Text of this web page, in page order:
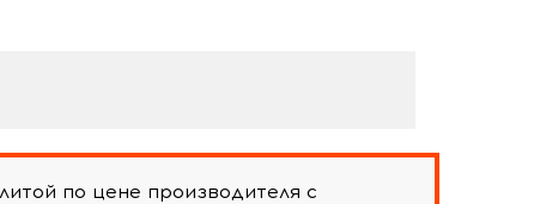
по цене производителя с